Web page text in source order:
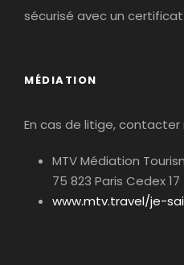
sécurisé avec un certificat
MÉDIATION
En cas de litige,
MTV Médiation
75 823 Paris Cedex 17
www.mtv.travel/je-